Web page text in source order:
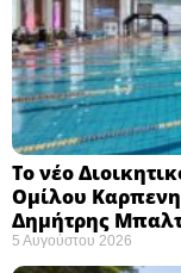
Το νέο
Ομίλου
Δημήτρης
5 Αυγούστου 2026